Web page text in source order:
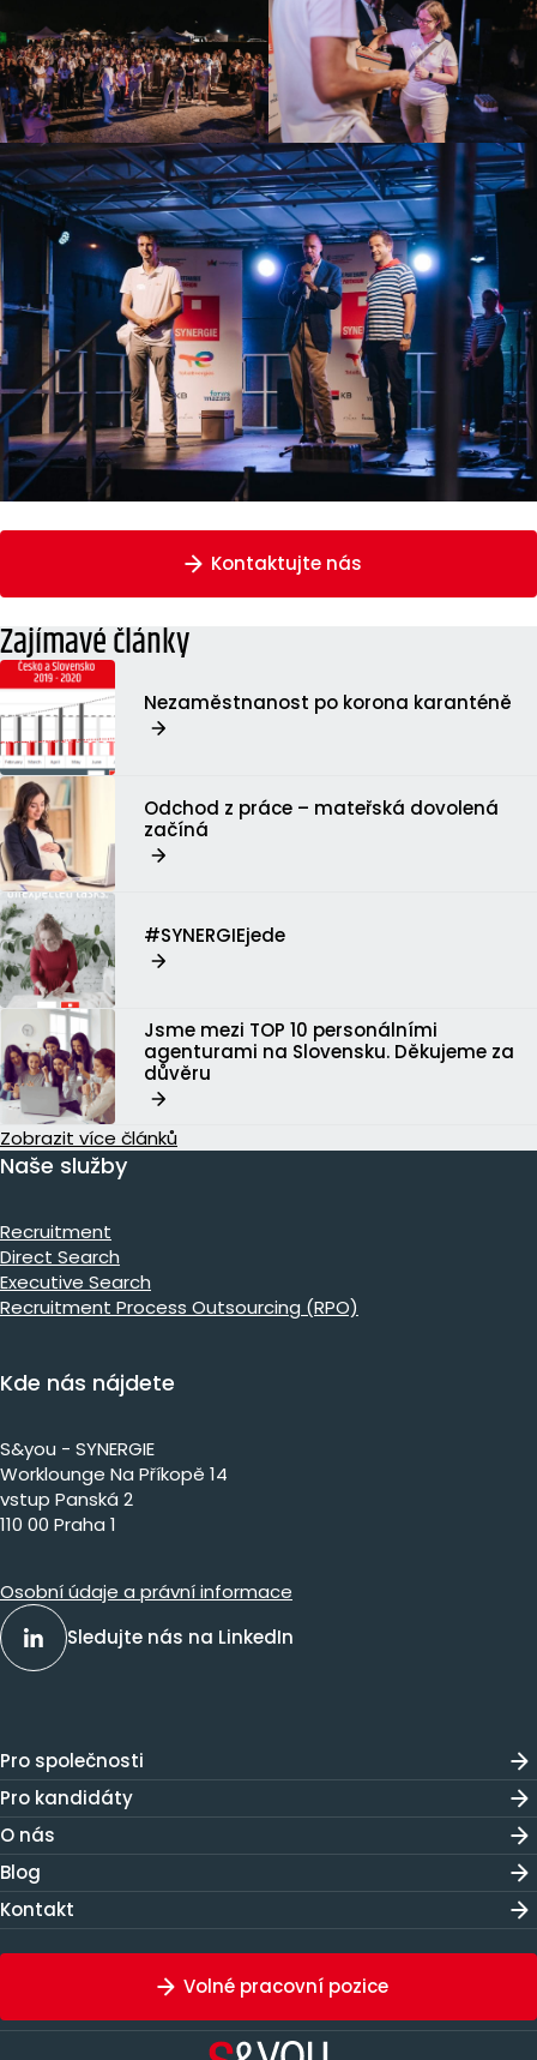
Kontaktujte nás
Zajímavé články
Nezaměstnanost po korona karanténě
Odchod z práce – mateřská dovolená
začíná
#SYNERGIEjede
Jsme mezi TOP 10 personálními
agenturami na Slovensku. Děkujeme za
důvěru
Zobrazit více článků
Naše služby
Recruitment
Direct Search
Executive Search
Recruitment Process Outsourcing (RPO)
Kde nás nájdete
S&you - SYNERGIE
Worklounge Na Příkopě 14
vstup Panská 2
110 00 Praha 1
Osobní údaje a právní informace
Sledujte nás na LinkedIn
Pro společnosti
Pro kandidáty
O nás
Blog
Kontakt
Volné pracovní pozice